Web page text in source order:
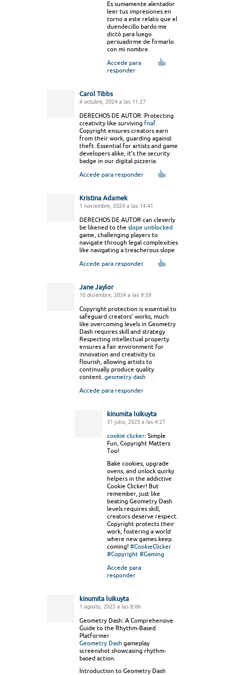
Es sumamente alentador
leer tus impresiones en
torno a este relato que el
duendecillo bardo me
dictó para luego
persuadirme de firmarlo
con mi nombre.
Accede para
responder
Carol Tibbs
4 octubre, 2024 a las 11:27
DERECHOS DE AUTOR: Protecting
creativity like surviving fnaf
Copyright ensures creators earn
from their work, guarding against
theft. Essential for artists and game
developers alike, it’s the security
badge in our digital pizzeria.
Accede para responder
Kristina Adamek
1 noviembre, 2024 a las 14:41
DERECHOS DE AUTOR can cleverly
be likened to the slope unblocked
game, challenging players to
navigate through legal complexities
like navigating a treacherous slope
Accede para responder
Jane Jaylor
10 diciembre, 2024 a las 9:59
Copyright protection is essential to
safeguard creators’ works, much
like overcoming levels in Geometry
Dash requires skill and strategy.
Respecting intellectual property
ensures a fair environment for
innovation and creativity to
flourish, allowing artists to
continually produce quality
content. geometry dash
Accede para responder
kinumita luikuyta
31 julio, 2025 a las 4:27
cookie clicker: Simple
Fun, Copyright Matters
Too!
Bake cookies, upgrade
ovens, and unlock quirky
helpers in the addictive
Cookie Clicker! But
remember, just like
beating Geometry Dash
levels requires skill,
creators deserve respect.
Copyright protects their
work, fostering a world
where new games keep
coming! #CookieClicker
#Copyright #Gaming
Accede para
responder
kinumita luikuyta
1 agosto, 2025 a las 8:06
Geometry Dash: A Comprehensive
Guide to the Rhythm-Based
Platformer
Geometry Dash gameplay
screenshot showcasing rhythm-
based action.
Introduction to Geometry Dash